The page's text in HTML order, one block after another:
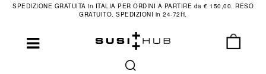
SPEDIZIONE GRATUITA in ITALIA PER ORDINI A PARTIRE da € 150,00. RESO
GRATUITO. SPEDIZIONI in 24-72H.